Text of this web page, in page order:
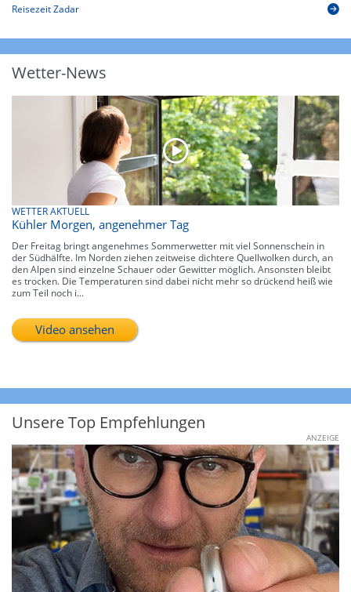
Reisezeit Zadar
Wetter-News
WETTER AKTUELL
Kühler Morgen, angenehmer Tag
Der Freitag bringt angenehmes Sommerwetter mit viel Sonnenschein in
der Südhälfte. Im Norden ziehen zeitweise dichtere Quellwolken durch, an
den Alpen sind einzelne Schauer oder Gewitter möglich. Ansonsten bleibt
es trocken. Die Temperaturen sind dabei nicht mehr so drückend heiß wie
zum Teil noch i...
Video ansehen
Unsere Top Empfehlungen
ANZEIGE